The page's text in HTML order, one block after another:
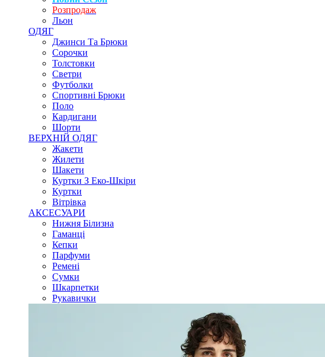
Розпродаж
Льон
ОДЯГ
Джинси Та Брюки
Сорочки
Толстовки
Светри
Футболки
Спортивні Брюки
Поло
Кардигани
Шорти
ВЕРХНІЙ ОДЯГ
Жакети
Жилети
Шакети
Куртки З Еко-Шкіри
Куртки
Вітрівка
АКСЕСУАРИ
Нижня Білизна
Гаманці
Кепки
Парфуми
Ремені
Сумки
Шкарпетки
Рукавички